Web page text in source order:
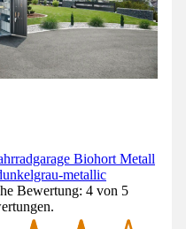
Biohort Metall
metallic
Bewertung: 4 von 5